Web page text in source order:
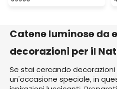
Catene luminose da
decorazioni per il
Se stai cercando
un'occasione speciale, in